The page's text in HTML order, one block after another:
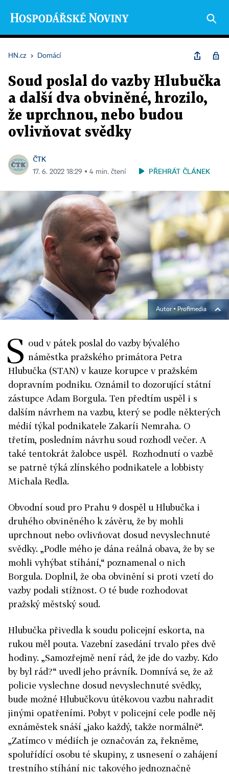
HN.cz › Domácí
Soud poslal do vazby Hlubučka
a další dva obviněné, hrozilo,
že uprchnou, nebo budou
ovlivňovat svědky
ČTK
17. 6. 2022 18:29 ▪ 4 min. čtení PŘEHRÁT ČLÁNEK
Autor ▪ Profimedia
S oud v pátek poslal do vazby bývalého
náměstka pražského primátora Petra
Hlubučka (STAN) v kauze korupce v pražském
dopravním podniku. Oznámil to dozorující státní
zástupce Adam Borgula. Ten předtím uspěl i s
dalším návrhem na vazbu, který se podle některých
médií týkal podnikatele Zakaríi Nemraha. O
třetím, posledním návrhu soud rozhodl večer. A
také tentokrát žalobce uspěl. Rozhodnutí o vazbě
se patrně týká zlínského podnikatele a lobbisty
Michala Redla.
Obvodní soud pro Prahu 9 dospěl u Hlubučka i
druhého obviněného k závěru, že by mohli
uprchnout nebo ovlivňovat dosud nevyslechnuté
svědky. „Podle mého je dána reálná obava, že by se
mohli vyhýbat stíhání,“ poznamenal o nich
Borgula. Doplnil, že oba obvinění si proti vzetí do
vazby podali stížnost. O té bude rozhodovat
pražský městský soud.
Hlubučka přivedla k soudu policejní eskorta, na
rukou měl pouta. Vazební zasedání trvalo přes dvě
hodiny. „Samozřejmě není rád, že jde do vazby. Kdo
by byl rád?“ uvedl jeho právník. Domnívá se, že až
policie vyslechne dosud nevyslechnuté svědky,
bude možné Hlubučkovu útěkovou vazbu nahradit
jinými opatřeními. Pobyt v policejní cele podle něj
exnáměstek snáší „jako každý, takže normálně“.
„Zatímco v médiích je označován za, řekněme,
spoluřídící osobu té skupiny, z usnesení o zahájení
trestního stíhání nic takového jednoznačně